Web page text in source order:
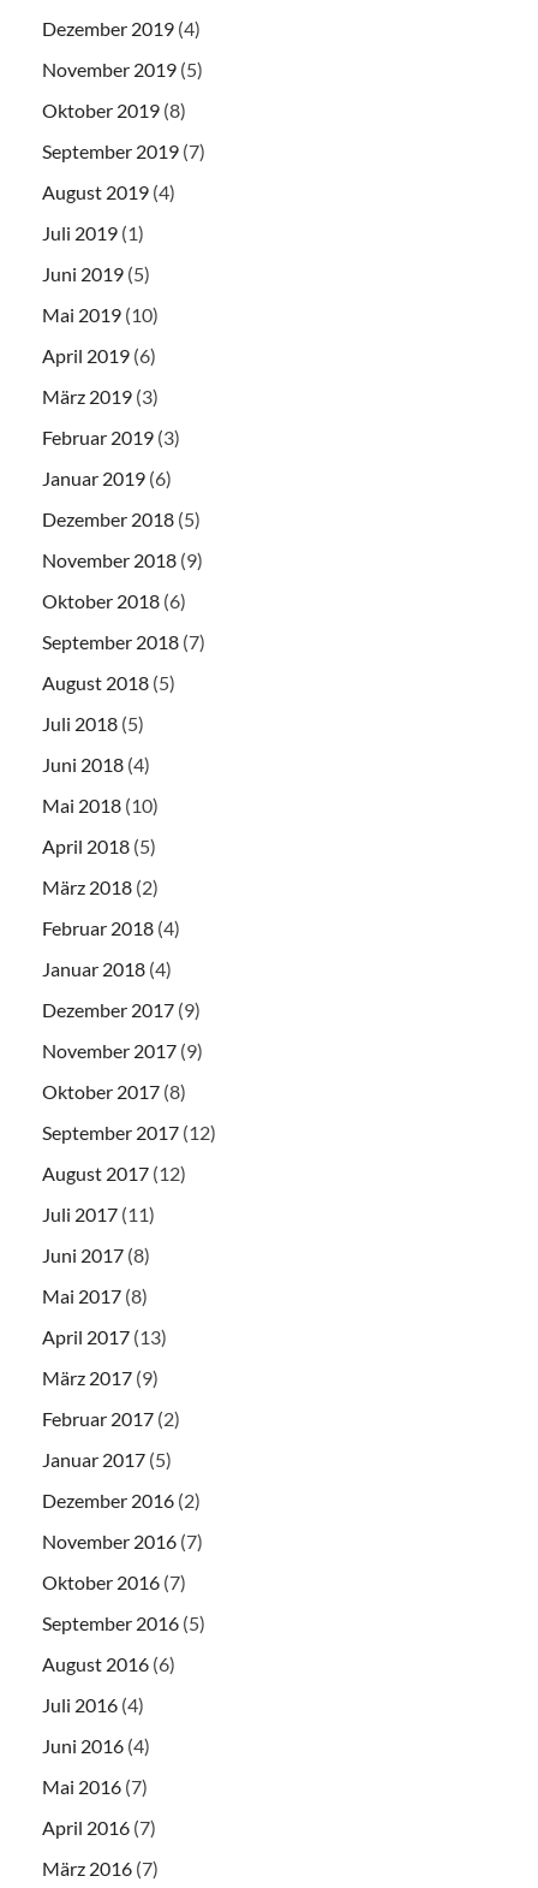
Dezember 2019 (4)
November 2019 (5)
Oktober 2019 (8)
September 2019 (7)
August 2019 (4)
Juli 2019 (1)
Juni 2019 (5)
Mai 2019 (10)
April 2019 (6)
März 2019 (3)
Februar 2019 (3)
Januar 2019 (6)
Dezember 2018 (5)
November 2018 (9)
Oktober 2018 (6)
September 2018 (7)
August 2018 (5)
Juli 2018 (5)
Juni 2018 (4)
Mai 2018 (10)
April 2018 (5)
März 2018 (2)
Februar 2018 (4)
Januar 2018 (4)
Dezember 2017 (9)
November 2017 (9)
Oktober 2017 (8)
September 2017 (12)
August 2017 (12)
Juli 2017 (11)
Juni 2017 (8)
Mai 2017 (8)
April 2017 (13)
März 2017 (9)
Februar 2017 (2)
Januar 2017 (5)
Dezember 2016 (2)
November 2016 (7)
Oktober 2016 (7)
September 2016 (5)
August 2016 (6)
Juli 2016 (4)
Juni 2016 (4)
Mai 2016 (7)
April 2016 (7)
März 2016 (7)